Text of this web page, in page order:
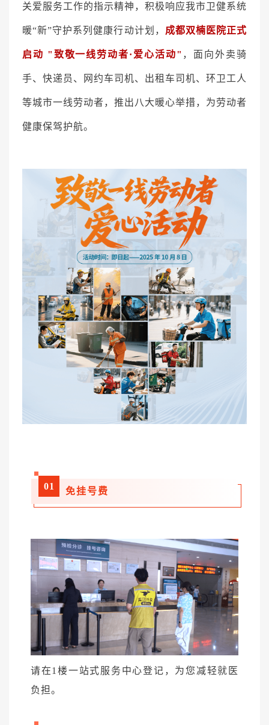
院内新闻 媒体报道
公示公告 公益事业
通知公告
医联体介绍 新闻动态
成员单位
招聘职位
关爱服务工作的指示精神，积极响应我市卫健系统
暖“新”守护系列健康行动计划， 成都双楠医院正式
启动 "致敬一线劳动者·爱心活动" ，面向外卖骑
手、快递员、网约车司机、出租车司机、环卫工人
等城市一线劳动者，推出八大暖心举措，为劳动者
健康保驾护航。
01 免挂号费
请在1楼一站式服务中心登记，为您减轻就医
负担。